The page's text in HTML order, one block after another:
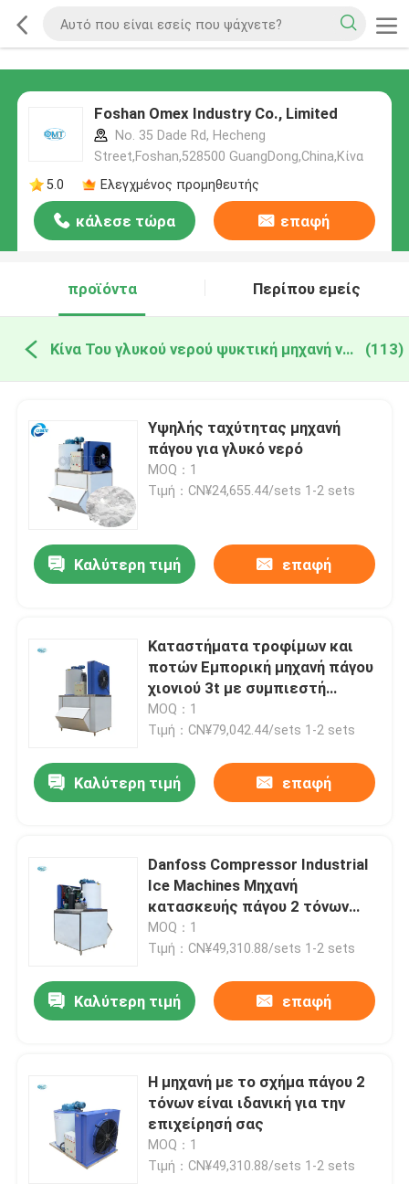
Foshan Omex Industry Co., Limited
No. 35 Dade Rd, Hecheng
Street,Foshan,528500 GuangDong,China,Κίνα
5.0
Ελεγχμένος προμηθευτής
κάλεσε τώρα επαφή
προϊόντα Περίπου εμείς
Κίνα Του γλυκού νερού ψυκτική μηχανή νιφάδων (113)
Υψηλής ταχύτητας μηχανή
πάγου για γλυκό νερό
MOQ：1
Τιμή：CN¥24,655.44/sets 1-2 sets
Καλύτερη τιμή επαφή
Καταστήματα τροφίμων και
ποτών Εμπορική μηχανή πάγου
χιονιού 3t με συμπιεστή
Danfoss
MOQ：1
Τιμή：CN¥79,042.44/sets 1-2 sets
Καλύτερη τιμή επαφή
Danfoss Compressor Industrial
Ice Machines Μηχανή
κατασκευής πάγου 2 τόνων
από επαγγελματίες για
βιομηχανικούς σκοπούς
MOQ：1
Τιμή：CN¥49,310.88/sets 1-2 sets
Καλύτερη τιμή επαφή
Η μηχανή με το σχήμα πάγου 2
τόνων είναι ιδανική για την
επιχείρησή σας
MOQ：1
Τιμή：CN¥49,310.88/sets 1-2 sets